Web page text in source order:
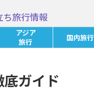
ち旅行情報
アジア
旅行
国内旅行
ガイド